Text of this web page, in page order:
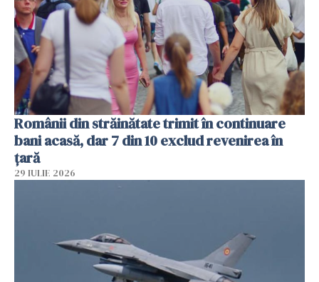
Românii din străinătate trimit în continuare
bani acasă, dar 7 din 10 exclud revenirea în
țară
29 IULIE 2026